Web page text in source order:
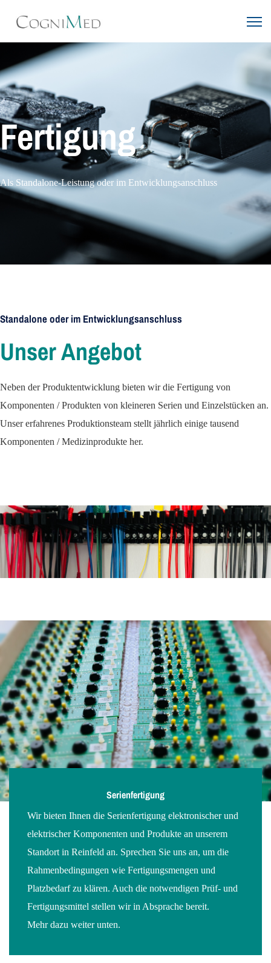
Fertigung
Als Standalone-Leistung oder im Entwicklungsanschluss
Standalone oder im Entwicklungsanschluss
Unser Angebot
Neben der Produktentwicklung bieten wir die Fertigung von
Komponenten / Produkten von kleineren Serien und Einzelstücken an.
Unser erfahrenes Produktionsteam stellt jährlich einige tausend
Komponenten / Medizinprodukte her.
Serienfertigung
Wir bieten Ihnen die Serienfertigung elektronischer und
elektrischer Komponenten und Produkte an unserem
Standort in Reinfeld an. Sprechen Sie uns an, um die
Rahmenbedingungen wie Fertigungsmengen und
Platzbedarf zu klären. Auch die notwendigen Prüf- und
Fertigungsmittel stellen wir in Absprache bereit.
Mehr dazu weiter unten.